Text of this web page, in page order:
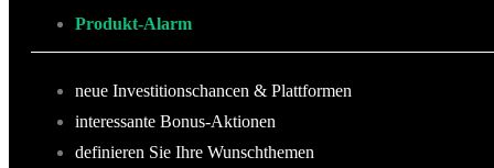
Produkt-Alarm
neue Investitionschancen & Plattformen
interessante Bonus-Aktionen
definieren Sie Ihre Wunschthemen